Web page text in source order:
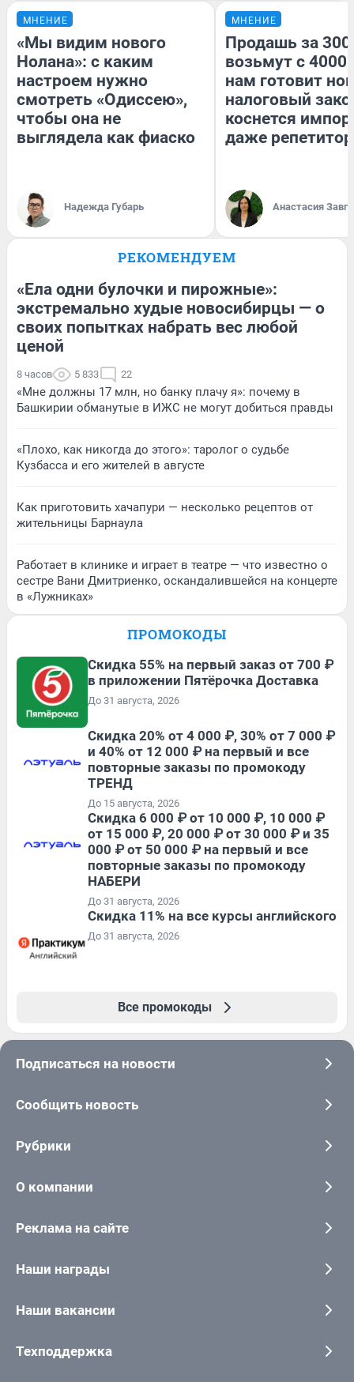
МНЕНИЕ
«Мы видим нового
Нолана»: с каким
настроем нужно
смотреть «Одиссею»,
чтобы она не
выглядела как фиаско
Надежда Губарь
МНЕНИЕ
Продашь за
возьмут с
нам готовит
налоговый
коснется
даже
Анастасия
РЕКОМЕНДУЕМ
«Ела одни булочки и пирожные»:
экстремально худые новосибирцы — о
своих попытках набрать вес любой
ценой
8 часов 5 833 22
«Мне должны 17 млн, но банку плачу я»: почему в
Башкирии обманутые в ИЖС не могут добиться правды
«Плохо, как никогда до этого»: таролог о судьбе
Кузбасса и его жителей в августе
Как приготовить хачапури — несколько рецептов от
жительницы Барнаула
Работает в клинике и играет в театре — что известно о
сестре Вани Дмитриенко, оскандалившейся на концерте
в «Лужниках»
ПРОМОКОДЫ
Скидка 55% на первый заказ от 700 ₽
в приложении Пятёрочка Доставка
До 31 августа, 2026
Скидка 20% от 4 000 ₽, 30% от 7 000 ₽
и 40% от 12 000 ₽ на первый и все
повторные заказы по промокоду
ТРЕНД
До 15 августа, 2026
Скидка 6 000 ₽ от 10 000 ₽, 10 000 ₽
от 15 000 ₽, 20 000 ₽ от 30 000 ₽ и 35
000 ₽ от 50 000 ₽ на первый и все
повторные заказы по промокоду
НАБЕРИ
До 31 августа, 2026
Скидка 11% на все курсы английского
До 31 августа, 2026
Все промокоды
Подписаться на новости
Сообщить новость
Рубрики
О компании
Реклама на сайте
Наши награды
Наши вакансии
Техподдержка